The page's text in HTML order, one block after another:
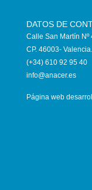
DATOS DE
Calle San Martín Nº
CP. 46003- Valencia.
(+34) 610 92 95 40
info@anacer.es
Página web